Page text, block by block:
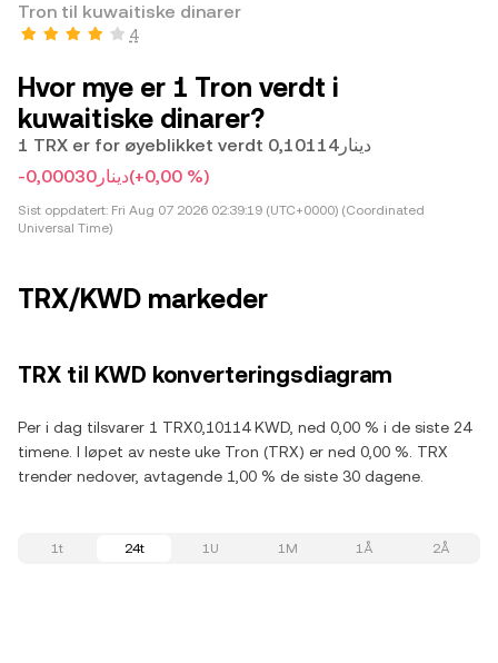
Tron til kuwaitiske dinarer
4
Hvor mye er 1 Tron verdt i
kuwaitiske dinarer?
1 TRX er for øyeblikket verdt دينار0,10114
-دينار0,00030(+0,00 %)
Sist oppdatert: Fri Aug 07 2026 02:39:19 (UTC+0000) (Coordinated
Universal Time)
TRX/KWD markeder
TRX til KWD konverteringsdiagram
Per i dag tilsvarer 1 TRX0,10114 KWD, ned 0,00 % i de siste 24
timene. I løpet av neste uke Tron (TRX) er ned 0,00 %. TRX
trender nedover, avtagende 1,00 % de siste 30 dagene.
1t 24t 1U 1M 1Å 2Å